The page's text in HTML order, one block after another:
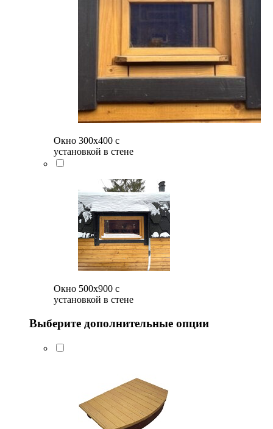
Окно 300х400 с
установкой в стене
Окно 500x900 с
установкой в стене
Выберите дополнительные опции